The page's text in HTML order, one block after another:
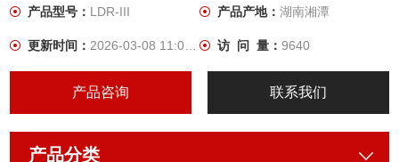
面温度变化，在接受光脉冲照射后样品背面温度升高到最大值的
机快速计算其热扩散系数和导热系数l。
产品型号： LDR-III 产品产地： 湖南湘潭
更新时间：2026-03-08 11:01:34 访 问 量： 9640
产品咨询 联系我们
产品分类